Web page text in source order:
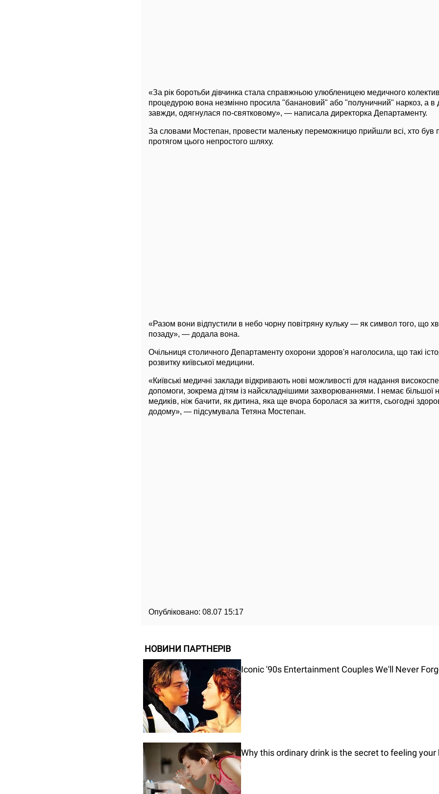
«За рік боротьби дівчинка стала справжньою улюбленицею медичного
процедурою вона незмінно просила "банановий" або "полуничний" наркоз, а в
завжди, одягнулася по-святковому», — написала директорка Департаменту.
За словами Мостепан, провести маленьку переможницю прийшли всі, хто був
протягом цього непростого шляху.
«Разом вони відпустили в небо чорну повітряну кульку — як символ того, що
позаду», — додала вона.
Очільниця столичного Департаменту охорони здоров'я наголосила, що такі
розвитку київської медицини.
«Київські медичні заклади відкривають нові можливості для надання
допомоги, зокрема дітям із найскладнішими захворюваннями. І немає більшої
медиків, ніж бачити, як дитина, яка ще вчора боролася за життя, сьогодні
додому», — підсумувала Тетяна Мостепан.
Опубліковано: 08.07 15:17